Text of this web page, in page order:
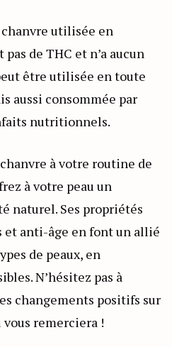
utilisée en
de THC et n’a aucun
être utilisée en toute
aussi consommée par
nutritionnels.
à votre routine de
à votre peau un
naturel. Ses propriétés
et anti-âge en font un allié
de peaux, en
N’hésitez pas à
changements positifs sur
vous remerciera !